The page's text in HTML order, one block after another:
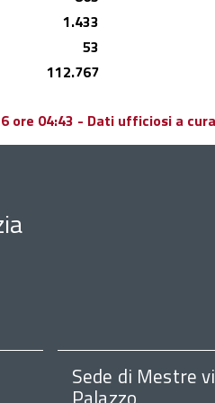
1.433
53
112.767
04:43 - Dati ufficiosi a
Sede di Mestre